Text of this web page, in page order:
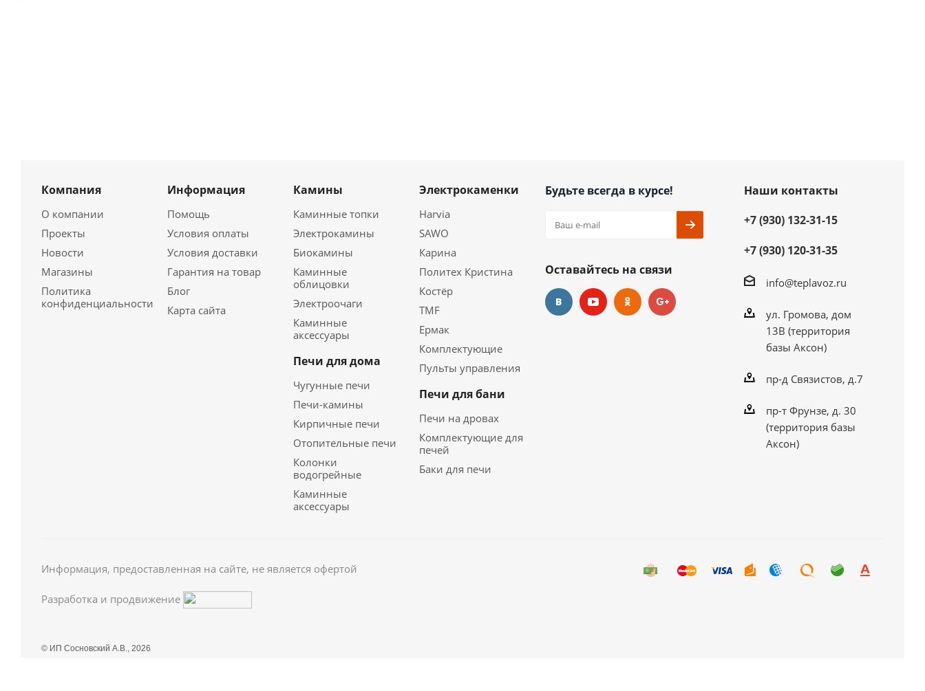
Компания
О компании
Проекты
Новости
Магазины
Политика
конфиденциальности
Информация
Помощь
Условия оплаты
Условия доставки
Гарантия на товар
Блог
Карта сайта
Камины
Каминные топки
Электрокамины
Биокамины
Каминные
облицовки
Электроочаги
Каминные
аксессуары
Печи для дома
Чугунные печи
Печи-камины
Кирпичные печи
Отопительные печи
Колонки
водогрейные
Каминные
аксессуары
Электрокаменки
Harvia
SAWO
Карина
Политех Кристина
Костёр
TMF
Ермак
Комплектующие
Пульты управления
Печи для бани
Печи на дровах
Комплектующие для
печей
Баки для печи
Будьте всегда в курсе!
Оставайтесь на связи
Наши контакты
+7 (930) 132-31-15
+7 (930) 120-31-35
info@teplavoz.ru
ул. Громова, дом
13В (территория
базы Аксон)
пр-д Связистов, д.7
пр-т Фрунзе, д. 30
(территория базы
Аксон)
Информация, предоставленная на сайте, не является офертой
Разработка и продвижение
© ИП Сосновский А.В., 2026